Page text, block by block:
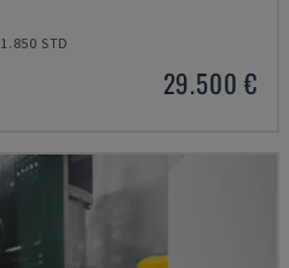
1.850 STD
29.500 €